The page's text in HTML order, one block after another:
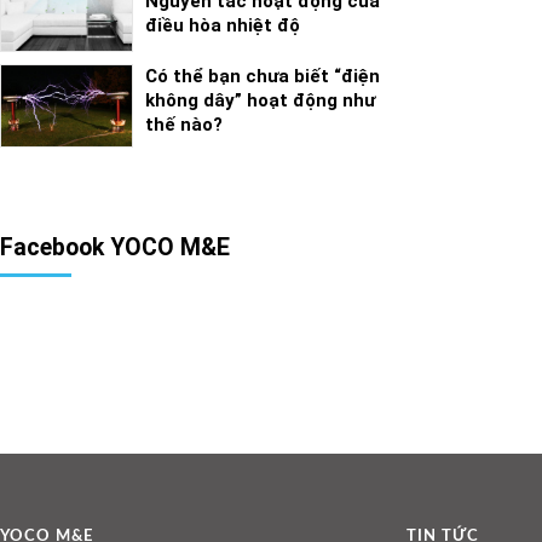
điều hòa nhiệt độ
Có thể bạn chưa biết “điện
không dây” hoạt động như
thế nào?
Facebook YOCO M&E
YOCO M&E TIN TỨC